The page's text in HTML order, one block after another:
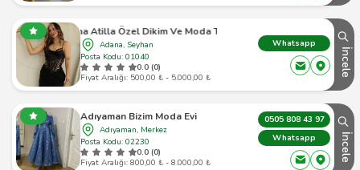
Sebiha Atilla Özel Dikim Ve Moda Tasarımcısı
Adana, Seyhan
Posta Kodu: 01040
0.0 (0)
Fiyat Aralığı: 500,00 ₺ - 5.000,00 ₺
Whatsapp
İncele
Adıyaman Bizim Moda Evi
Adıyaman, Merkez
Posta Kodu: 02230
0.0 (0)
Fiyat Aralığı: 800,00 ₺ - 8.000,00 ₺
0505 808 43 97
Whatsapp
İncele